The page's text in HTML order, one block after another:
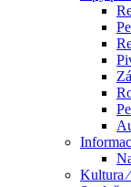
Kultura